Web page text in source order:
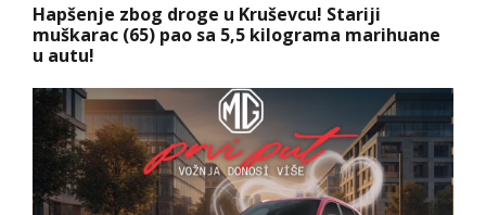
Hapšenje zbog droge u Kruševcu! Stariji
muškarac (65) pao sa 5,5 kilograma marihuane
u autu!